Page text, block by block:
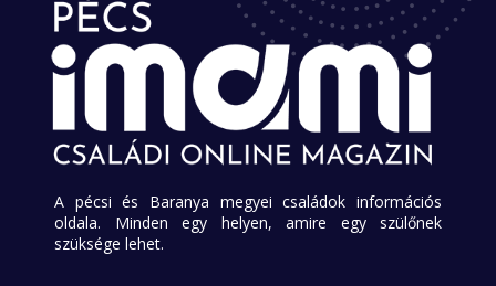
A pécsi és Baranya megyei családok információs
oldala. Minden egy helyen, amire egy szülőnek
szüksége lehet.